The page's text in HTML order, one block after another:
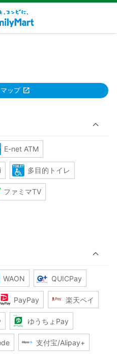
ップ
E-net ATM
多目的トイレ
ファミマTV
WAON QUICPay
PayPay 楽天ペイ
ゆうちょPay
支付宝/Alipay+